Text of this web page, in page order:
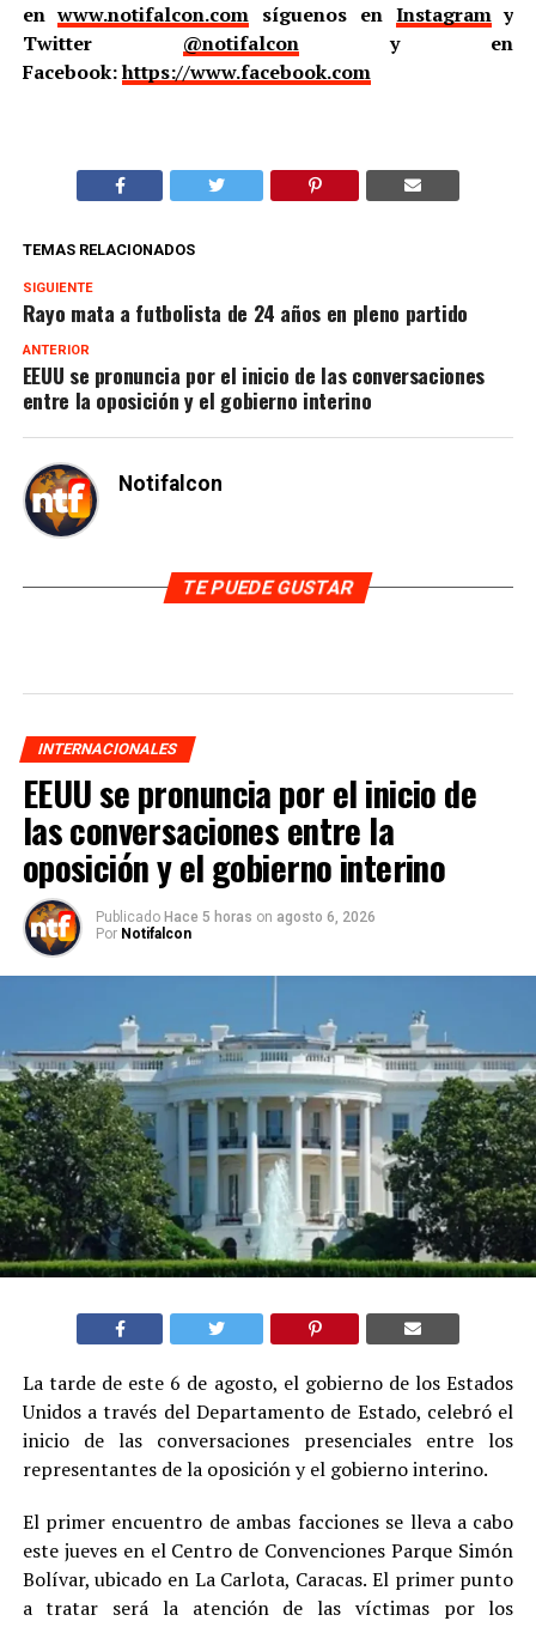
enwww.notifalcon.com síguenos en Instagramy
Twitter @notifalcony en
Facebook:https://www.facebook.com
TEMAS RELACIONADOS
SIGUIENTE
Rayo mata a futbolista de 24 años en pleno partido
ANTERIOR
EEUU se pronuncia por el inicio de las conversaciones
entre la oposición y el gobierno interino
Notifalcon
TE PUEDE GUSTAR
INTERNACIONALES
EEUU se pronuncia por el inicio de
las conversaciones entre la
oposición y el gobierno interino
Publicado Hace 5 horas on agosto 6, 2026
Por Notifalcon
La tarde de este 6 de agosto, el gobierno de los Estados
Unidos a través del Departamento de Estado, celebró el
inicio de las conversaciones presenciales entre los
representantes de la oposición y el gobierno interino.
El primer encuentro de ambas facciones se lleva a cabo
este jueves en el Centro de Convenciones Parque Simón
Bolívar, ubicado en La Carlota, Caracas. El primer punto
a tratar será la atención de las víctimas por los